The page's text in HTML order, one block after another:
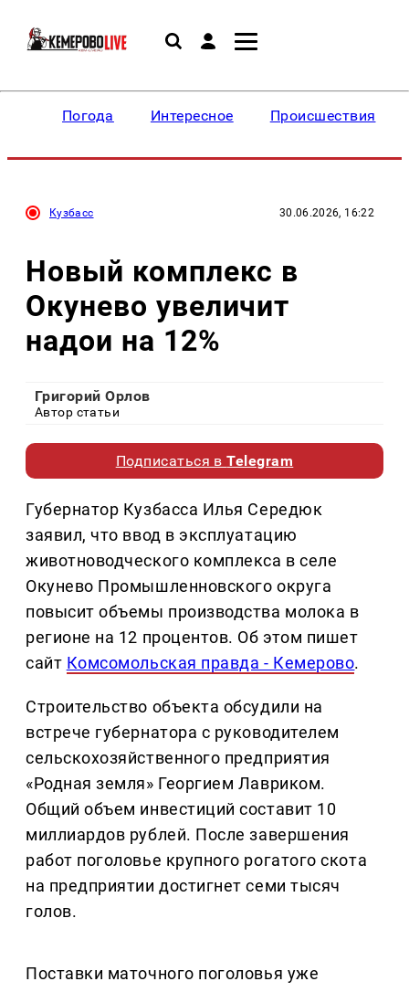
Погода Интересное Происшествия
Кузбасс 30.06.2026, 16:22
Новый комплекс в
Окунево увеличит
надои на 12%
Григорий Орлов
Автор статьи
Подписаться вTelegram
Губернатор Кузбасса Илья Середюк
заявил, что ввод в эксплуатацию
животноводческого комплекса в селе
Окунево Промышленновского округа
повысит объемы производства молока в
регионе на 12 процентов. Об этом пишет
сайт Комсомольская правда - Кемерово.
Строительство объекта обсудили на
встрече губернатора с руководителем
сельскохозяйственного предприятия
«Родная земля» Георгием Лавриком.
Общий объем инвестиций составит 10
миллиардов рублей. После завершения
работ поголовье крупного рогатого скота
на предприятии достигнет семи тысяч
голов.
Поставки маточного поголовья уже